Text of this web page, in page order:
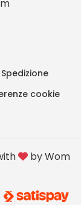
cookie
byWom